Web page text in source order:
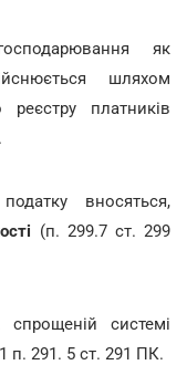
як
шляхом
платників
вносяться,
(п. 299.7 ст. 299
системі
п. 291. 5 ст. 291 ПК.